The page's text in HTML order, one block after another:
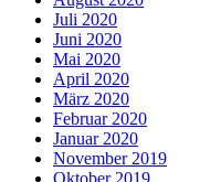
Juli 2020
Juni 2020
Mai 2020
April 2020
März 2020
Februar 2020
Januar 2020
November 2019
Oktober 2019